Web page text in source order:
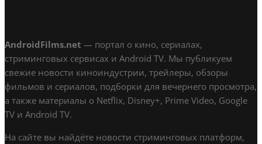
AndroidFilms.net — портал о кино, сериалах,
стриминговых сервисах и Android TV. Мы публикуем
свежие новости киноиндустрии, трейлеры, обзоры
фильмов и сериалов, подборки для вечернего просмотра,
а также материалы о Netflix, Disney+, Prime Video, Google
TV и Android TV.
На сайте вы найдёте новости стриминговых платформ,